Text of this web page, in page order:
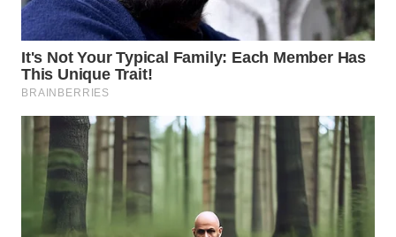
SERIBU
WN
TANGERANG
WN
BINJAI
CIREBON